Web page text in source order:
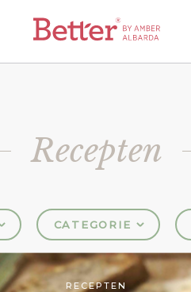
Recepten
CATEGORIE
RECEPTEN